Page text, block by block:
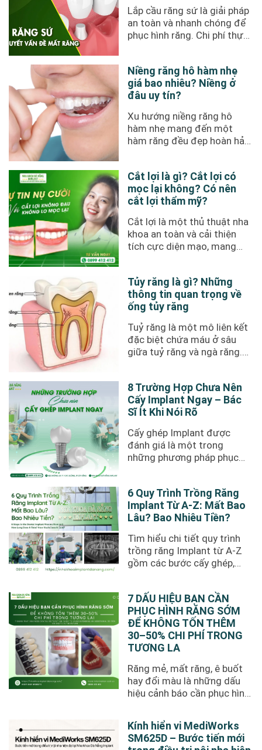
Lắp cầu răng sứ là giải pháp
an toàn và nhanh chóng để
phục hình răng. Chi phí thực
Niềng răng hô hàm nhẹ
giá bao nhiêu? Niềng ở
đâu uy tín?
Xu hướng niềng răng hô
hàm nhẹ mang đến một
hàm răng đều đẹp hoàn hảo
Cắt lợi là gì? Cắt lợi có
mọc lại không? Có nên
cắt lợi thẩm mỹ?
Cắt lợi là một thủ thuật nha
khoa an toàn và cải thiện
tích cực diện mạo, mang
Tủy răng là gì? Những
thông tin quan trọng về
ống tủy răng
Tuỷ răng là một mô liên kết
đặc biệt chứa máu ở sâu
giữa tuỷ răng và ngà răng.
8 Trường Hợp Chưa Nên
Cấy Implant Ngay – Bác
Sĩ Ít Khi Nói Rõ
Cấy ghép Implant được
đánh giá là một trong
những phương pháp phục
6 Quy Trình Trồng Răng
Implant Từ A-Z: Mất Bao
Lâu? Bao Nhiêu Tiền?
Tìm hiểu chi tiết quy trình
trồng răng Implant từ A-Z
gồm các bước cấy ghép,
7 DẤU HIỆU BẠN CẦN
PHỤC HÌNH RĂNG SỚM
ĐỂ KHÔNG TỐN THÊM
30–50% CHI PHÍ TRONG
TƯƠNG LA
Răng mẻ, mất răng, ê buốt
hay đổi màu là những dấu
hiệu cảnh báo cần phục hình
Kính hiển vi MediWorks
SM625D – Bước tiến mới